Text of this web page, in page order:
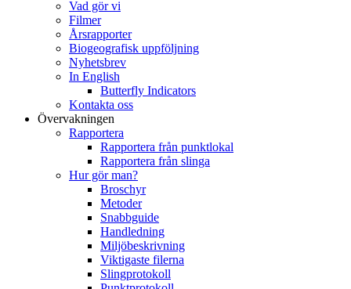
Vad gör vi
Filmer
Årsrapporter
Biogeografisk uppföljning
Nyhetsbrev
In English
Butterfly Indicators
Kontakta oss
Övervakningen
Rapportera
Rapportera från punktlokal
Rapportera från slinga
Hur gör man?
Broschyr
Metoder
Snabbguide
Handledning
Miljöbeskrivning
Viktigaste filerna
Slingprotokoll